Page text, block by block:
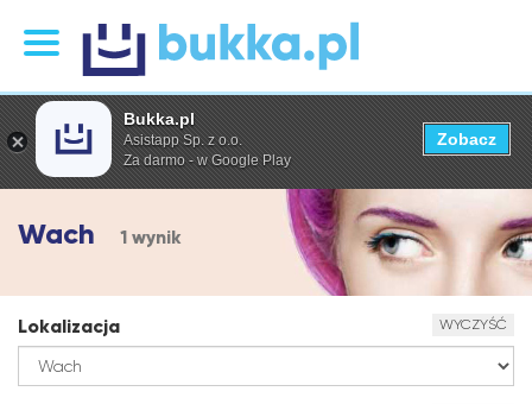
Wach 1 wynik
Lokalizacja WYCZYŚĆ
Bukka.pl
Asistapp Sp. z o.o.
Za darmo - w Google Play
Zobacz